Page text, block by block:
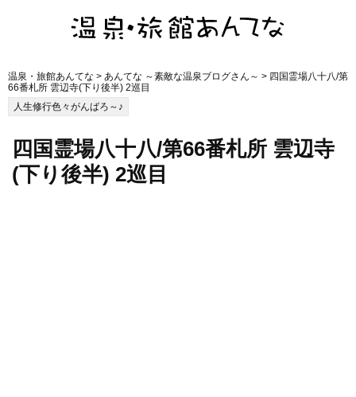
温泉・旅館あんてな > あんてな ～素敵な温泉ブログさん～ > 四国霊場八十八/第
66番札所 雲辺寺(下り後半) 2巡目
人生修行色々がんばろ～♪
四国霊場八十八/第66番札所 雲辺寺
(下り後半) 2巡目